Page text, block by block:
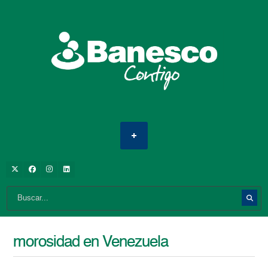
morosidad en Venezuela